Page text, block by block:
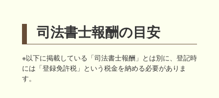
司法書士報酬の目安
※以下に掲載している「司法書士報酬」とは別に、登記時
には「登録免許税」という税金を納める必要がありま
す。